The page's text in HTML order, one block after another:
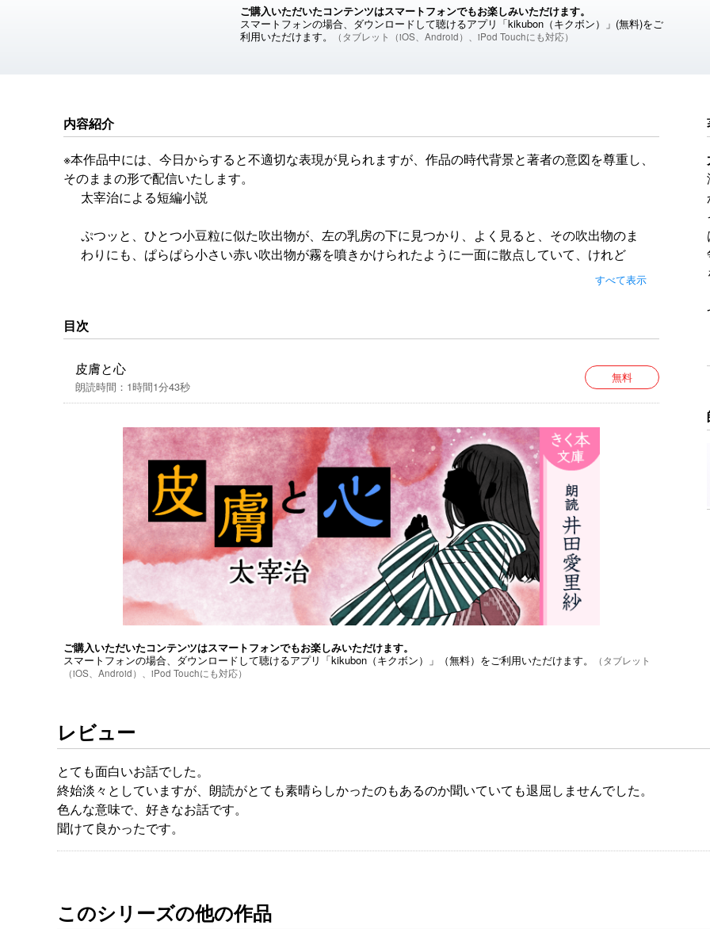
ご購入いただいたコンテンツはスマートフォンでもお楽しみいただけます。
スマートフォンの場合、ダウンロードして聴けるアプリ「kikubon（キクボン）」(無料)をご
利用いただけます。
（タブレット（iOS、Android）、iPod Touchにも対応）
内容紹介
※本作品中には、今日からすると不適切な表現が見られますが、作品の時代背景と著者の意図を尊重し、
そのままの形で配信いたします。
太宰治による短編小説
ぷつッと、ひとつ小豆粒に似た吹出物が、左の乳房の下に見つかり、よく見ると、その吹出物のま
わりにも、ぱらぱら小さい赤い吹出物が霧を噴きかけられたように一面に散点していて、けれど
も、そのときは、痒くもなんともありませんでした。憎い気がして、お風呂で、お乳の下をタオル
できゅっきゅっと皮のすりむけるほど、こすりました。それが、いけなかったようでした。
※本作品中には、今日からすると不適切な表現が見られますが、作品の時代背景と著者の意図を尊
すべて表示
目次
皮膚と心
朗読時間：1時間1分43秒
無料
ご購入いただいたコンテンツはスマートフォンでもお楽しみいただけます。
スマートフォンの場合、ダウンロードして聴けるアプリ「kikubon（キクボン）」（無料）をご利用いただけます。
（タブレット
（iOS、Android）、iPod Touchにも対応）
レビュー
とても面白いお話でした。
終始淡々としていますが、朗読がとても素晴らしかったのもあるのか聞いていても退屈しませんでした。
色んな意味で、好きなお話です。
聞けて良かったです。
このシリーズの他の作品